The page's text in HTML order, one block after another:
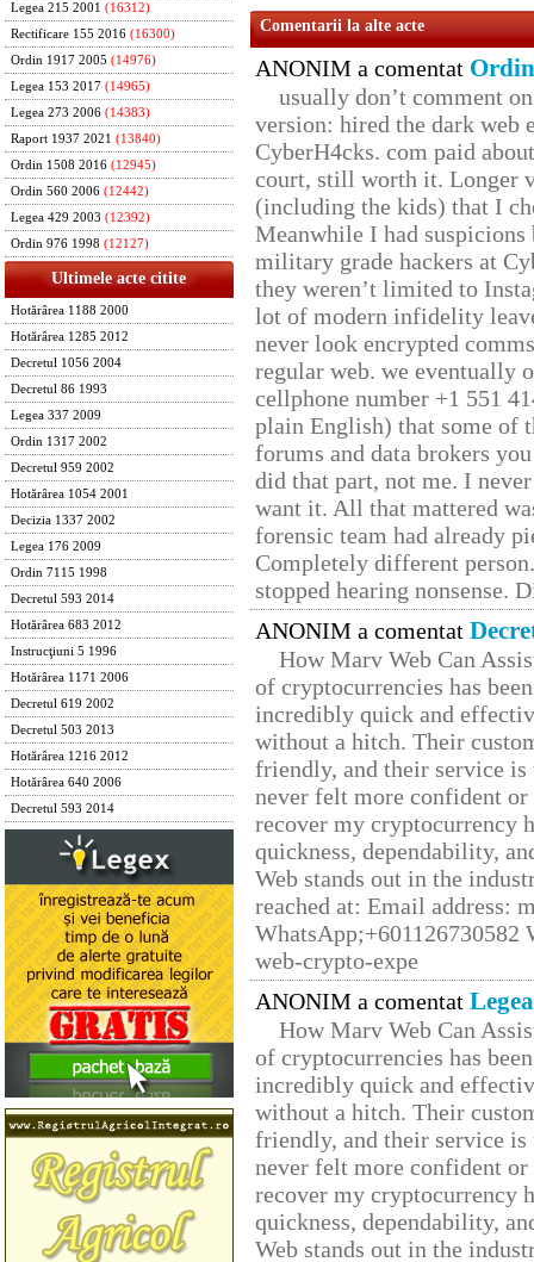
Legea 215 2001 (16312)
Rectificare 155 2016 (16300)
Ordin 1917 2005 (14976)
Legea 153 2017 (14965)
Legea 273 2006 (14383)
Raport 1937 2021 (13840)
Ordin 1508 2016 (12945)
Ordin 560 2006 (12442)
Legea 429 2003 (12392)
Ordin 976 1998 (12127)
Ultimele acte citite
Hotărârea 1188 2000
Hotărârea 1285 2012
Decretul 1056 2004
Decretul 86 1993
Legea 337 2009
Ordin 1317 2002
Decretul 959 2002
Hotărârea 1054 2001
Decizia 1337 2002
Legea 176 2009
Ordin 7115 1998
Decretul 593 2014
Hotărârea 683 2012
Instrucţiuni 5 1996
Hotărârea 1171 2006
Decretul 619 2002
Decretul 503 2013
Hotărârea 1216 2012
Hotărârea 640 2006
Decretul 593 2014
Comentarii la alte acte
ANONIM a comentat
usually don’t comment
version: hired the dark web
CyberH4cks. com paid
court, still worth it. Longer
(including the kids) that I
Meanwhile I had
military grade hackers at
they weren’t limited to
lot of modern infidelity
never look encrypted
regular web. we eventually
cellphone number +1 551
plain English) that some of
forums and data brokers
did that part, not me. I
want it. All that mattered
forensic team had already
Completely different
stopped hearing nonsense.
ANONIM a comentat
How Marv Web Can
of cryptocurrencies has
incredibly quick and
without a hitch. Their
friendly, and their service
never felt more confident
recover my cryptocurrency
quickness, dependability,
Web stands out in the
reached at: Email address:
web-crypto-expe
ANONIM a comentat
How Marv Web Can
of cryptocurrencies has
incredibly quick and
without a hitch. Their
friendly, and their service
never felt more confident
recover my cryptocurrency
quickness, dependability,
Web stands out in the